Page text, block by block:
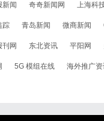
新闻 奇奇新闻网 上海科
踪 青岛新闻 微商新闻
刊网 东北资讯 平阳网
5G 模组在线 海外推广